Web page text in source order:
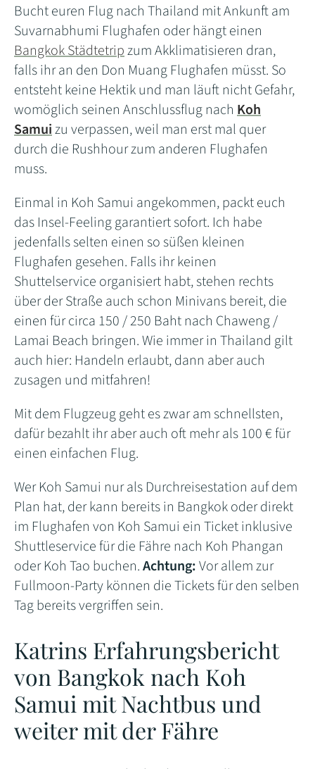
Bucht euren Flug nach Thailand mit Ankunft am
Suvarnabhumi Flughafen oder hängt einen
Bangkok Städtetripzum Akklimatisieren dran,
falls ihr an den Don Muang Flughafen müsst. So
entsteht keine Hektik und man läuft nicht Gefahr,
womöglich seinen Anschlussflug nach Koh
Samuizu verpassen, weil man erst mal quer
durch die Rushhour zum anderen Flughafen
muss.
Einmal in Koh Samui angekommen, packt euch
das Insel-Feeling garantiert sofort. Ich habe
jedenfalls selten einen so süßen kleinen
Flughafen gesehen. Falls ihr keinen
Shuttelservice organisiert habt, stehen rechts
über der Straße auch schon Minivans bereit, die
einen für circa 150 / 250 Baht nach Chaweng /
Lamai Beach bringen. Wie immer in Thailand gilt
auch hier: Handeln erlaubt, dann aber auch
zusagen und mitfahren!
Mit dem Flugzeug geht es zwar am schnellsten,
dafür bezahlt ihr aber auch oft mehr als 100 € für
einen einfachen Flug.
Wer Koh Samui nur als Durchreisestation auf dem
Plan hat, der kann bereits in Bangkok oder direkt
im Flughafen von Koh Samui ein Ticket inklusive
Shuttleservice für die Fähre nach Koh Phangan
oder Koh Tao buchen.Achtung:Vor allem zur
Fullmoon-Party können die Tickets für den selben
Tag bereits vergriffen sein.
Katrins Erfahrungsbericht
von Bangkok nach Koh
Samui mit Nachtbus und
weiter mit der Fähre